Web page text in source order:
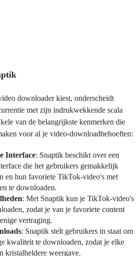
downloader kiest, onderscheidt
met zijn indrukwekkende scala
van de belangrijkste kenmerken die
voor al je video-downloadbehoeften:
Interface: Snaptik beschikt over een
die het gebruikers gemakkelijk
en hun favoriete TikTok-video's met
te downloaden.
: Met Snaptik kun je TikTok-video's
zodat je van je favoriete content
vertraging.
: Snaptik stelt gebruikers in staat om
kwaliteit te downloaden, zodat je elke
kristalheldere weergave.